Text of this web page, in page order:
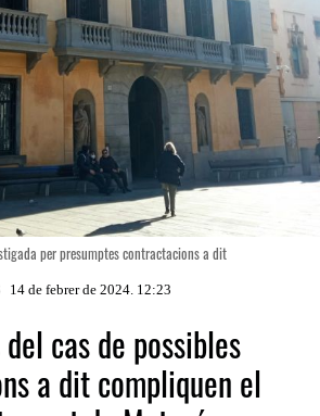
per presumptes contractacions a dit
14 de febrer de 2024. 12:23
cas de possibles
a dit compliquen el